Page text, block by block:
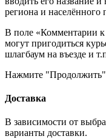
региона и населённого
В поле «Комментарии к
могут пригодиться
шлагбаум на въезде и
Нажмите
Доставка
В зависимости от
варианты доставки.